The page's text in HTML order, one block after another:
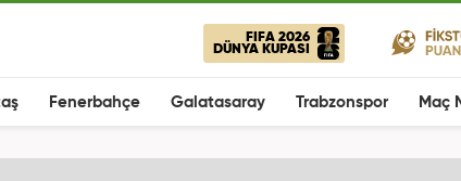
FIFA 2026
DÜNYA KUPASI
Fenerbahçe Galatasaray Trabzonspor Maç